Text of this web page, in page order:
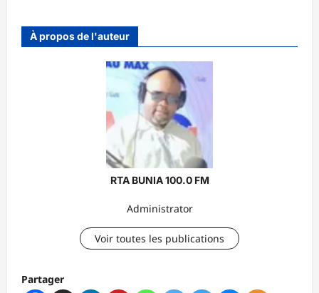
À propos de l'auteur
RTA BUNIA 100.0 FM
Administrator
Voir toutes les publications
Partager